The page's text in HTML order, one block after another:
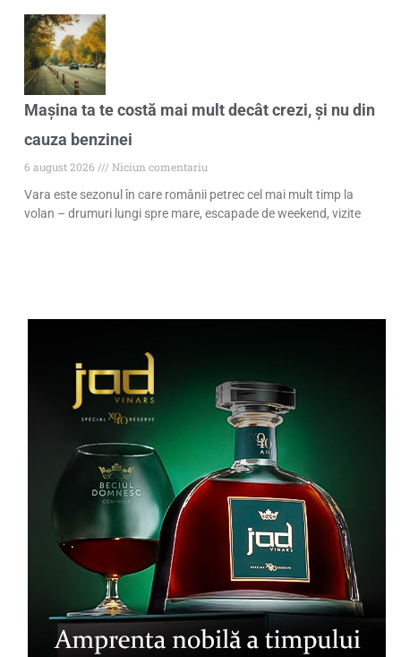
Mașina ta te costă mai mult decât crezi, și nu din
cauza benzinei
6 august 2026
Niciun comentariu
Vara este sezonul în care românii petrec cel mai mult timp la
volan – drumuri lungi spre mare, escapade de weekend, vizite